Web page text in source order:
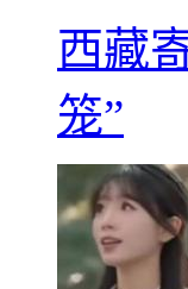
西藏
笼”